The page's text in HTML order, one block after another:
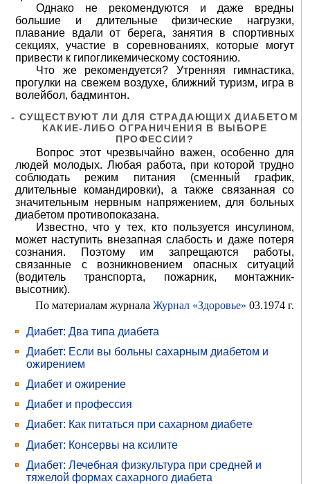
Однако не рекомендуются и даже вредны
большие и длительные физические нагрузки,
плавание вдали от берега, занятия в спортивных
секциях, участие в соревнованиях, которые могут
привести к гипогликемическому состоянию.
Что же рекомендуется? Утренняя гимнастика,
прогулки на свежем воздухе, ближний туризм, игра в
волейбол, бадминтон.
- СУЩЕСТВУЮТ ЛИ ДЛЯ СТРАДАЮЩИХ ДИАБЕТОМ
КАКИЕ-ЛИБО ОГРАНИЧЕНИЯ В ВЫБОРЕ
ПРОФЕССИИ?
Вопрос этот чрезвычайно важен, особенно для
людей молодых. Любая работа, при которой трудно
соблюдать режим питания (сменный график,
длительные командировки), а также связанная со
значительным нервным напряжением, для больных
диабетом противопоказана.
Известно, что у тех, кто пользуется инсулином,
может наступить внезапная слабость и даже потеря
сознания. Поэтому им запрещаются работы,
связанные с возникновением опасных ситуаций
(водитель транспорта, пожарник, монтажник-
высотник).
По материалам журнала Журнал «Здоровье» 03.1974 г.
Диабет: Два типа диабета
Диабет: Если вы больны сахарным диабетом и
ожирением
Диабет и ожирение
Диабет и профессия
Диабет: Как питаться при сахарном диабете
Диабет: Консервы на ксилите
Диабет: Лечебная физкультура при средней и
тяжелой формах сахарного диабета